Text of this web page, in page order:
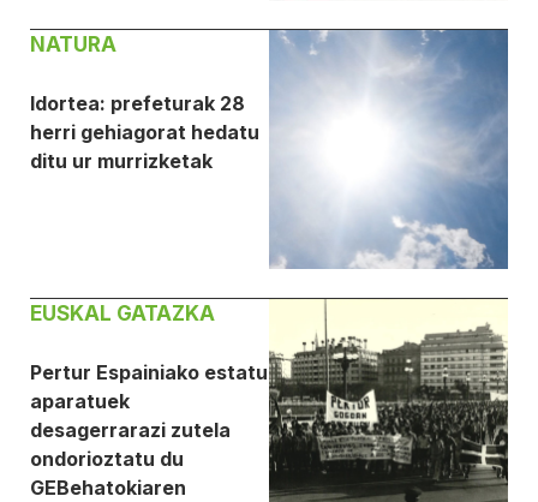
NATURA
Idortea: prefeturak 28
herri gehiagorat hedatu
ditu ur murrizketak
EUSKAL GATAZKA
Pertur Espainiako estatu
aparatuek
desagerrarazi zutela
ondorioztatu du
GEBehatokiaren